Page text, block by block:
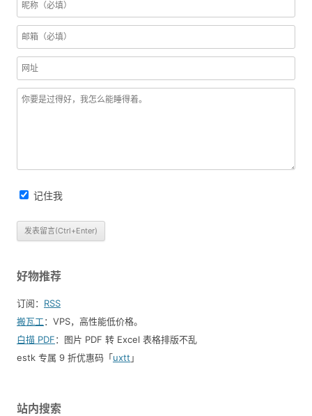
记住我
好物推荐
订阅： RSS
搬瓦工：VPS，高性能低价格。️
白描 PDF：图片 PDF 转 Excel 表格排版不乱
estk 专属 9 折优惠码「uxtt 」
站内搜索